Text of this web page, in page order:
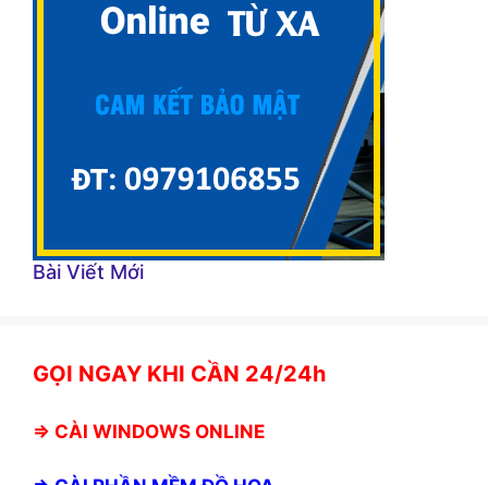
Bài Viết Mới
GỌI NGAY KHI CẦN 24/24h
⇒ CÀI WINDOWS ONLINE